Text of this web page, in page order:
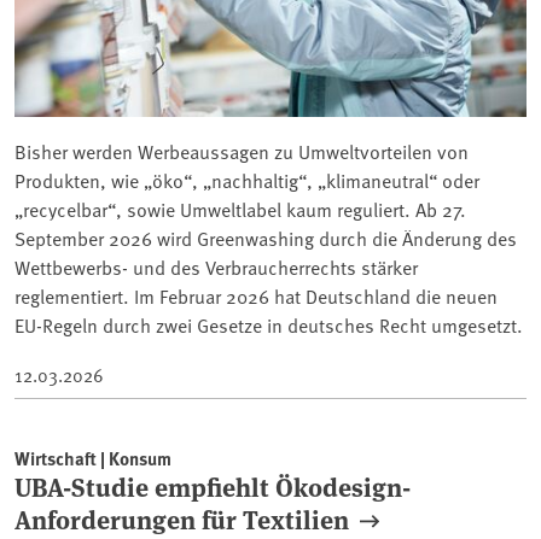
Bisher werden Werbeaussagen zu Umweltvorteilen von
Produkten, wie „öko“, „nachhaltig“, „klimaneutral“ oder
„recycelbar“, sowie Umweltlabel kaum reguliert. Ab 27.
September 2026 wird Greenwashing durch die Änderung des
Wettbewerbs- und des Verbraucherrechts stärker
reglementiert. Im Februar 2026 hat Deutschland die neuen
EU-Regeln durch zwei Gesetze in deutsches Recht umgesetzt.
12.03.2026
Wirtschaft | Konsum
UBA-Studie empfiehlt Ökodesign-
Anforderungen für Textilien